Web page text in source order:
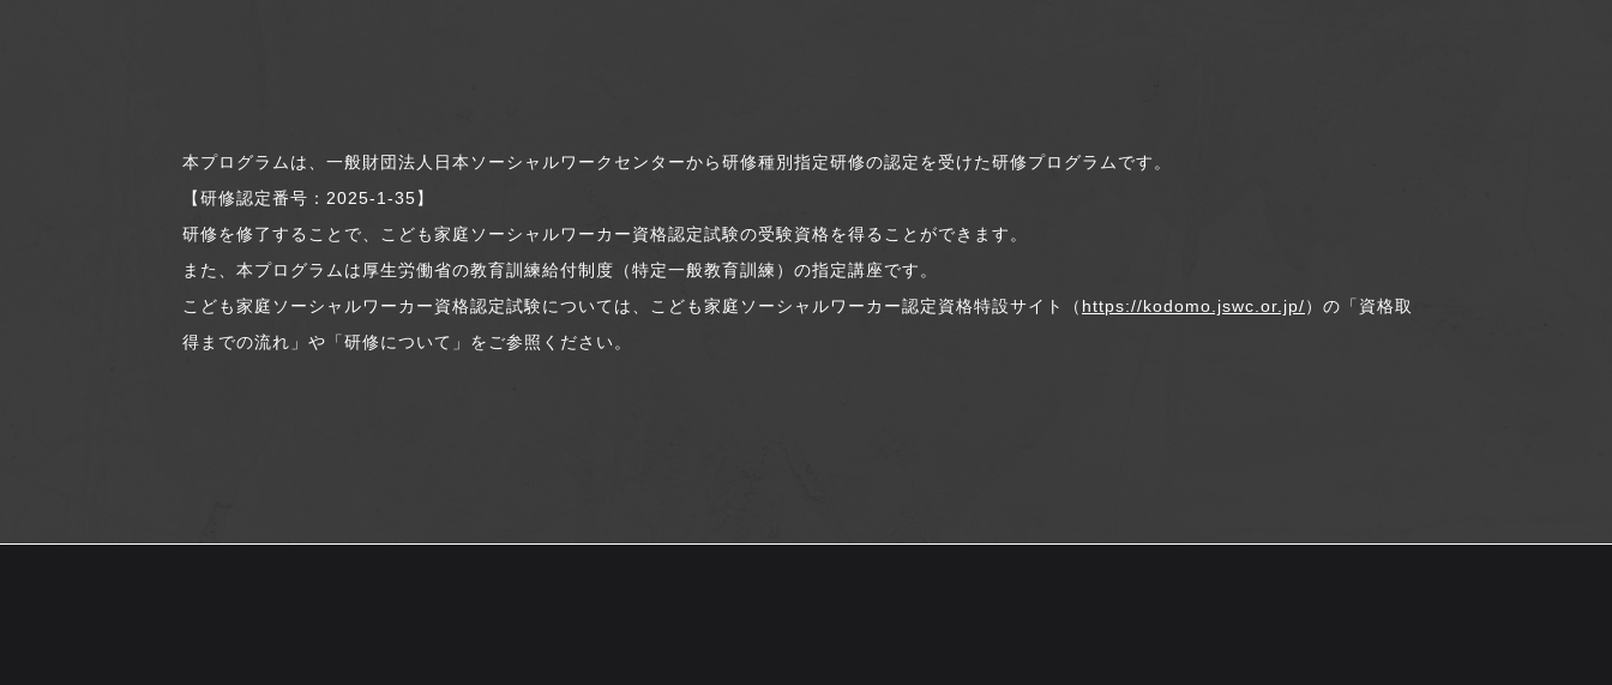
本プログラムは、一般財団法人日本ソーシャルワークセンターから研修種別指定研修の認定を受けた研修プログラムです。
【研修認定番号：2025-1-35】
研修を修了することで、こども家庭ソーシャルワーカー資格認定試験の受験資格を得ることができます。
また、本プログラムは厚生労働省の教育訓練給付制度（特定一般教育訓練）の指定講座です。
こども家庭ソーシャルワーカー資格認定試験については、こども家庭ソーシャルワーカー認定資格特設サイト（ https://kodomo.jswc.or.jp/）の「資格取
得までの流れ」や「研修について」をご参照ください。